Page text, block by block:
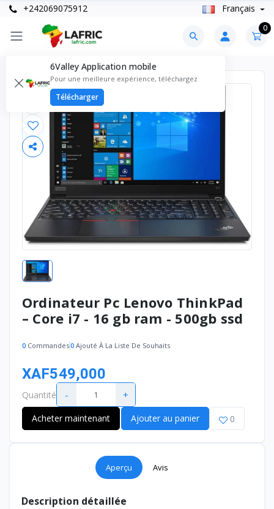
+242069075912 Français
0
6Valley Application mobile
Pour une meilleure expérience, téléchargez
Télécharger
Ordinateur Pc Lenovo ThinkPad
– Core i7 - 16 gb ram - 500gb ssd
0 Commandes0 Ajouté À La Liste De Souhaits
XAF549,000
Quantité - +
Acheter maintenant Ajouter au panier 0
Aperçu Avis
Description détaillée